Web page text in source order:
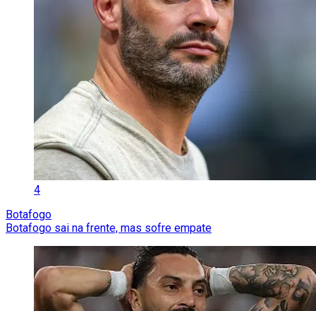
4
Botafogo
Botafogo sai na frente, mas sofre empate